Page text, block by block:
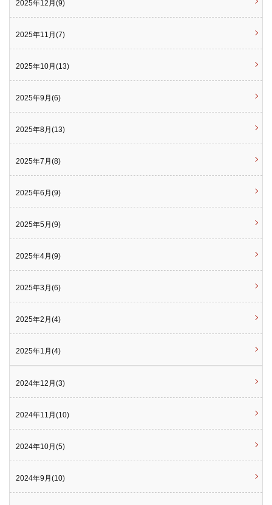
2025年12月(9)
2025年11月(7)
2025年10月(13)
2025年9月(6)
2025年8月(13)
2025年7月(8)
2025年6月(9)
2025年5月(9)
2025年4月(9)
2025年3月(6)
2025年2月(4)
2025年1月(4)
2024年12月(3)
2024年11月(10)
2024年10月(5)
2024年9月(10)